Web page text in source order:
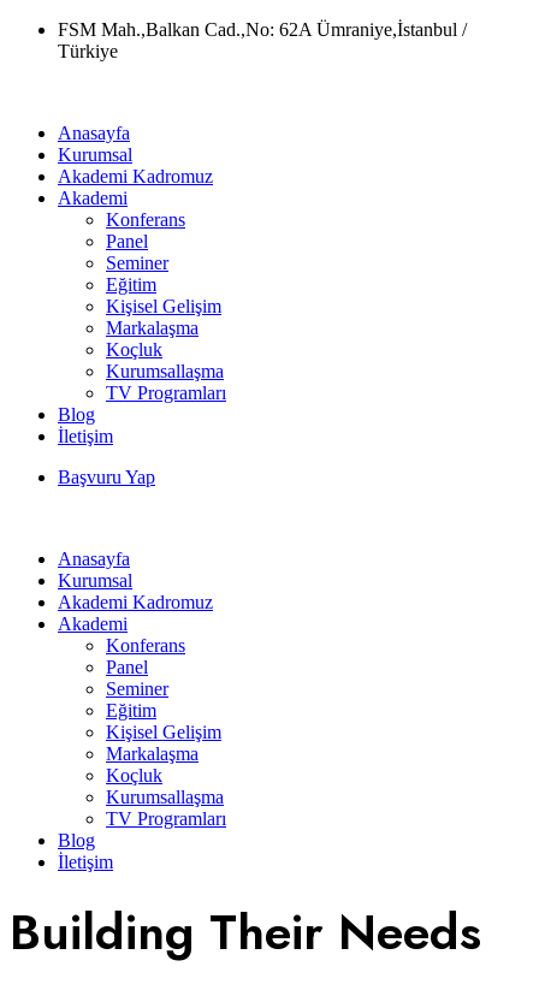
Skip
FSM Mah.,Balkan Cad.,No: 62A Ümraniye,İstanbul /
Türkiye
Anasayfa
Kurumsal
Akademi Kadromuz
Akademi
Konferans
Panel
Seminer
Eğitim
Kişisel Gelişim
Markalaşma
Koçluk
Kurumsallaşma
TV Programları
Blog
İletişim
Başvuru Yap
Anasayfa
Kurumsal
Akademi Kadromuz
Akademi
Konferans
Panel
Seminer
Eğitim
Kişisel Gelişim
Markalaşma
Koçluk
Kurumsallaşma
TV Programları
Blog
İletişim
Building Their Needs